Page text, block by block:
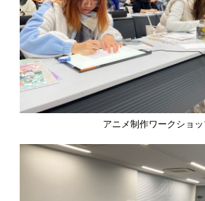
アニメ制作ワークショ